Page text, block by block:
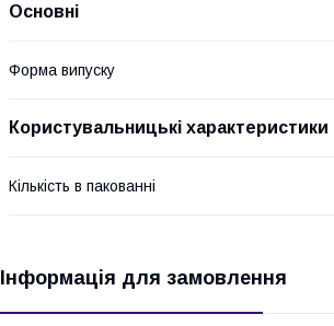
Основні
Форма випуску
Користувальницькі характеристики
Кількість в пакованні
Інформація для замовлення